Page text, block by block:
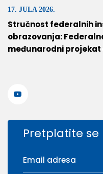
17. JULA 2026.
Stručnost federalnih
obrazovanja:
međunarodni
Pretplatite se